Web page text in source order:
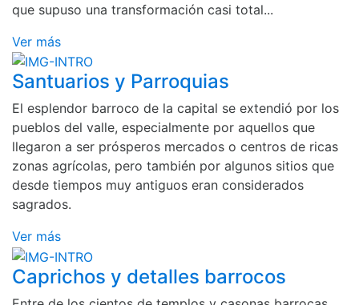
que supuso una transformación casi total...
Ver más
Santuarios y Parroquias
El esplendor barroco de la capital se extendió por los
pueblos del valle, especialmente por aquellos que
llegaron a ser prósperos mercados o centros de ricas
zonas agrícolas, pero también por algunos sitios que
desde tiempos muy antiguos eran considerados
sagrados.
Ver más
Caprichos y detalles barrocos